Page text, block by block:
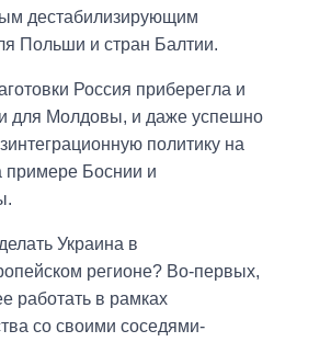
дестабилизирующим
Польши и стран Балтии.
Россия приберегла и
и для Молдовы, и даже успешно
политику на
примере Боснии и
Украина в
регионе? Во-первых,
работать в рамках
со своими соседями-